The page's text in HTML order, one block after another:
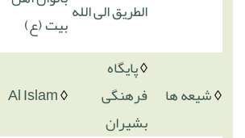
الطریق الی اللهبیت (ع)
◊شیعه ها
◊پایگاه
فرهنگی
بشیران
◊
Al Islam